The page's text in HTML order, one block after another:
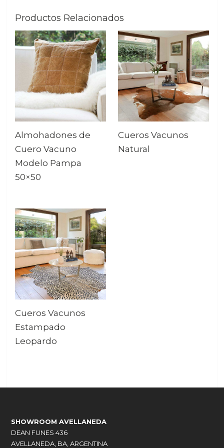
Productos Relacionados
Almohadones de
Cuero Vacuno
Modelo Pampa
50×50
Cueros Vacunos
Natural
Cueros Vacunos
Estampado
Leopardo
SHOWROOM AVELLANEDA
DEAN FUNES 436
AVELLANEDA, BA, ARGENTINA